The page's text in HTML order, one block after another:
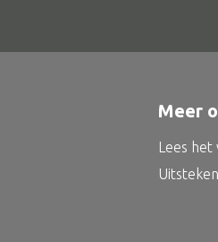
Meer
Lees het